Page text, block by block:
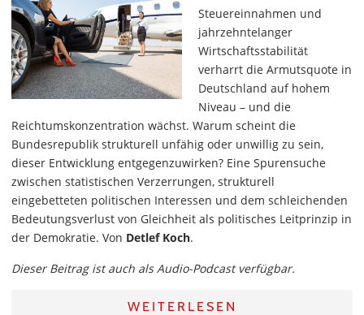
Steuereinnahmen und
jahrzehntelanger
Wirtschaftsstabilität
verharrt die Armutsquote in
Deutschland auf hohem
Niveau – und die
Reichtumskonzentration wächst. Warum scheint die
Bundesrepublik strukturell unfähig oder unwillig zu sein,
dieser Entwicklung entgegenzuwirken? Eine Spurensuche
zwischen statistischen Verzerrungen, strukturell
eingebetteten politischen Interessen und dem schleichenden
Bedeutungsverlust von Gleichheit als politisches Leitprinzip in
der Demokratie. Von Detlef Koch.
Dieser Beitrag ist auch als Audio-Podcast verfügbar.
WEITERLESEN